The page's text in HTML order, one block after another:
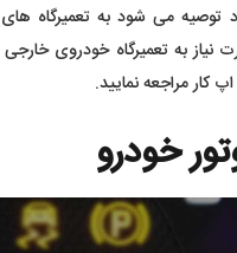
توصیه می شود به تعمیرگاه های
به تعمیرگاه خودروی خارجی
کار مراجعه نمایید.
خودرو